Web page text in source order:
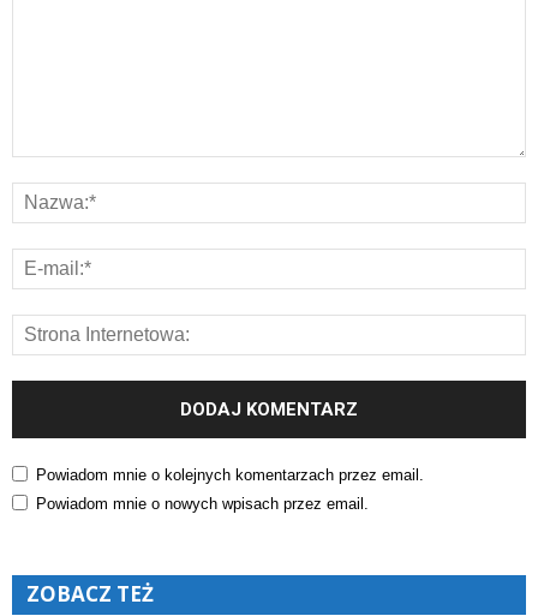
Powiadom mnie o kolejnych komentarzach przez email.
Powiadom mnie o nowych wpisach przez email.
ZOBACZ TEŻ